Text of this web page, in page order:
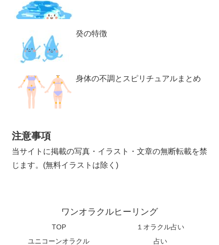
癸の特徴
身体の不調とスピリチュアルまとめ
注意事項
当サイトに掲載の写真・イラスト・文章の無断転載を禁
じます。(無料イラストは除く)
ワンオラクルヒーリング
TOP
１オラクル占い
ユニコーンオラクル
占い